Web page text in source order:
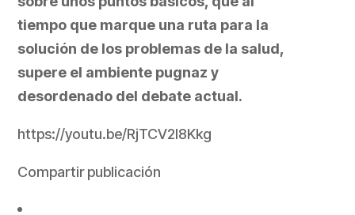
tiempo que marque una ruta para la
solución de los problemas de la salud,
supere el ambiente pugnaz y
desordenado del debate actual.
https://youtu.be/RjTCV2l8Kkg
Compartir publicación